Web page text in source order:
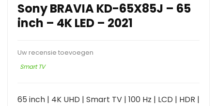
Sony BRAVIA KD-65X85J – 65
inch – 4K LED – 2021
Uw recensie toevoegen
Smart TV
65 inch | 4K UHD | Smart TV | 100 Hz | LCD | HDR |